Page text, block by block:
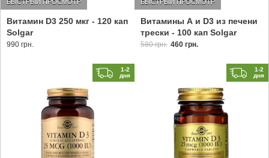
Витамин D3 250 мкг - 120 кап
Solgar
БЫСТРЫЙ ПРОСМОТР
990 грн.
Витамины А и D3 из печени
трески - 100 кап Solgar
БЫСТРЫЙ ПРОСМОТР
580 грн. 460 грн.
1-2
дня
1-2
дня